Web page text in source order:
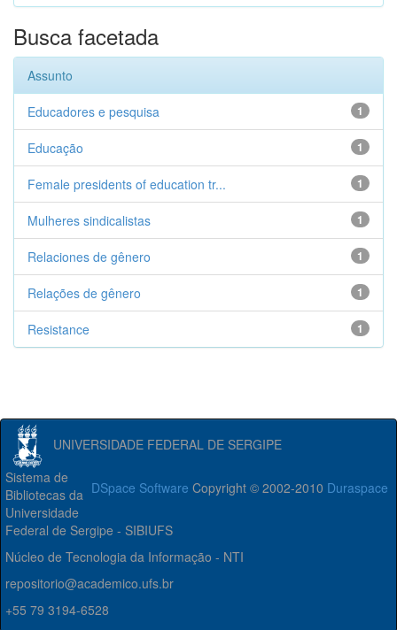
Busca facetada
Assunto
1
Educadores e pesquisa
1
Educação
1
Female presidents of education tr...
1
Mulheres sindicalistas
1
Relaciones de gênero
1
Relações de gênero
1
Resistance
UNIVERSIDADE FEDERAL DE SERGIPE
DSpace Software Copyright © 2002-2010 Duraspace
Sistema de
Bibliotecas da
Universidade
Federal de Sergipe - SIBIUFS
Núcleo de Tecnologia da Informação - NTI
repositorio@academico.ufs.br
+55 79 3194-6528